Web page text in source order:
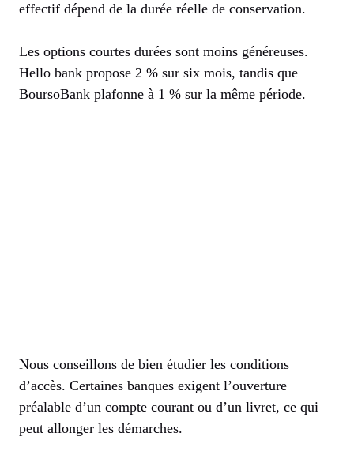
effectif dépend de la durée réelle de conservation.
Les options courtes durées sont moins généreuses.
Hello bank propose 2 % sur six mois, tandis que
BoursoBank plafonne à 1 % sur la même période.
Nous conseillons de bien étudier les conditions
d’accès. Certaines banques exigent l’ouverture
préalable d’un compte courant ou d’un livret, ce qui
peut allonger les démarches.